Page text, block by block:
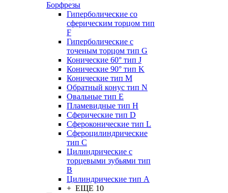
Борфрезы
Гиперболические cо
сферическим торцом тип
F
Гиперболические с
точеным торцом тип G
Конические 60° тип J
Конические 90° тип K
Конические тип M
Обратный конус тип N
Овальные тип E
Пламевидные тип H
Сферические тип D
Сфероконические тип L
Сфероцилиндрические
тип C
Цилиндрические с
торцевыми зубьями тип
B
Цилиндрические тип А
+ ЕЩЕ 10